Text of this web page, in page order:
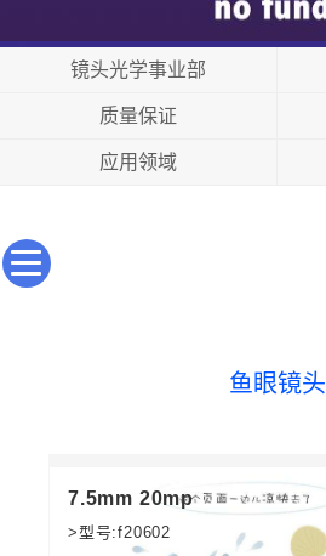
镜头光学事业部
质量保证
应用领域
鱼眼镜头
7.5mm 20mp
>型号:f20602